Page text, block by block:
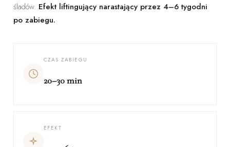
śladów. Efekt liftingujący narastający przez 4–6 tygodni
po zabiegu.
CZAS ZABIEGU
20–30 min
EFEKT